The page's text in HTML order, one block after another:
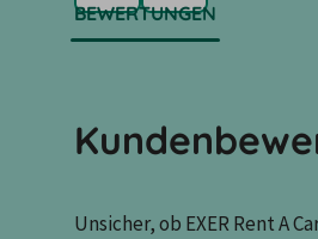
BEWERTUNGEN
Unsicher, ob EXER Rent A